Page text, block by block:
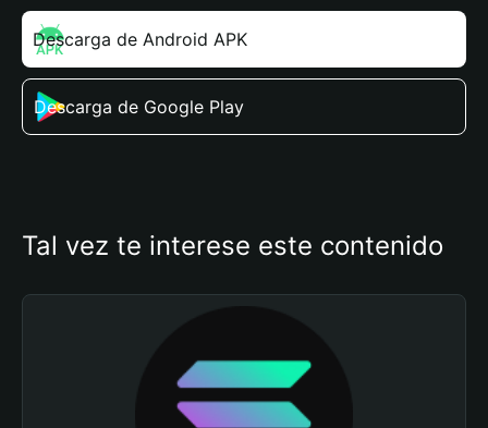
Descarga de Android APK
Descarga de Google Play
Tal vez te interese este contenido